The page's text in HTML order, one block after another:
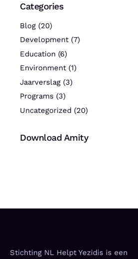
Categories
Blog (20)
Development (7)
Education (6)
Environment (1)
Jaarverslag (3)
Programs (3)
Uncategorized (20)
Download Amity
Stichting NL Helpt Yezidis is een